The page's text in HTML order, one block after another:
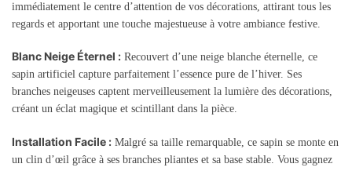
immédiatement le centre d’attention de vos décorations, attirant tous les
regards et apportant une touche majestueuse à votre ambiance festive.
Blanc Neige Éternel : Recouvert d’une neige blanche éternelle, ce
sapin artificiel capture parfaitement l’essence pure de l’hiver. Ses
branches neigeuses captent merveilleusement la lumière des décorations,
créant un éclat magique et scintillant dans la pièce.
Installation Facile : Malgré sa taille remarquable, ce sapin se monte en
un clin d’œil grâce à ses branches pliantes et sa base stable. Vous gagnez